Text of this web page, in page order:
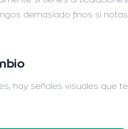
demasiado finos si notas
hay señales visuales que te